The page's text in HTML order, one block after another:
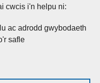
cwcis i'n helpu ni:
ac adrodd gwybodaeth
safle